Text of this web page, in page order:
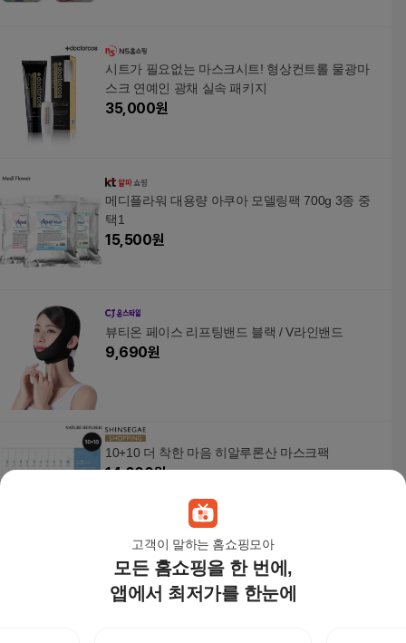
고객이 말하는 홈쇼핑모아
모든 홈쇼핑을 한 번에,
앱에서 최저가를 한눈에
시트가 필요없는 마스크시트! 형상컨트롤 물광마
스크 연예인 광채 실속 패키지
35,000원
메디플라워 대용량 아쿠아 모델링팩 700g 3종 중
택1
15,500원
뷰티온 페이스 리프팅밴드 블랙 / V라인밴드
9,690원
10+10 더 착한 마음 히알루론산 마스크팩
14,000원
이불 타래실 바느질 명주실 백일잔치 W
1,900원